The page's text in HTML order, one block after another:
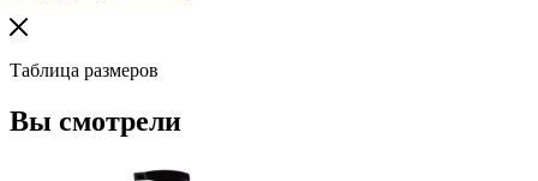
Таблица размеров
Вы смотрели